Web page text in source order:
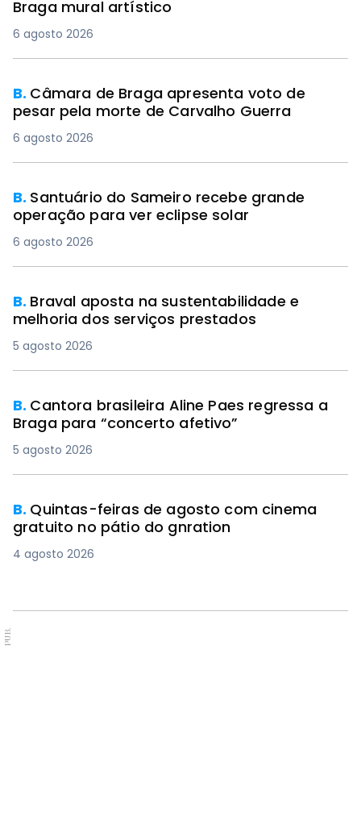
Braga mural artístico
6 agosto 2026
B. Câmara de Braga apresenta voto de
pesar pela morte de Carvalho Guerra
6 agosto 2026
B. Santuário do Sameiro recebe grande
operação para ver eclipse solar
6 agosto 2026
B. Braval aposta na sustentabilidade e
melhoria dos serviços prestados
5 agosto 2026
B. Cantora brasileira Aline Paes regressa a
Braga para “concerto afetivo”
5 agosto 2026
B. Quintas-feiras de agosto com cinema
gratuito no pátio do gnration
4 agosto 2026
PUB.